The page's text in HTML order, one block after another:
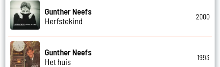
Gunther Neefs
Herfstekind
2000
Gunther Neefs
Het huis
1993